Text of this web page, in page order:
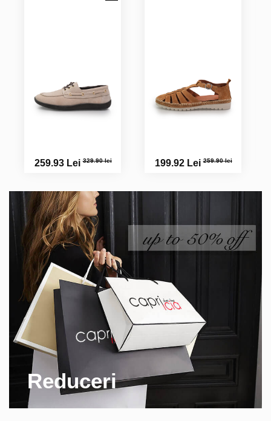
259.93 Lei329.90 lei 199.92 Lei259.90 lei
Reduceri